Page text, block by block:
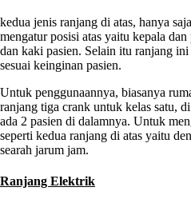
kedua jenis ranjang di atas, hanya
mengatur posisi atas yaitu kepala
dan kaki pasien. Selain itu ranjang
sesuai keinginan pasien.
Untuk penggunaannya, biasanya
ranjang tiga crank untuk kelas satu,
ada 2 pasien di dalamnya. Untuk
seperti kedua ranjang di atas yaitu
searah jarum jam.
Ranjang Elektrik